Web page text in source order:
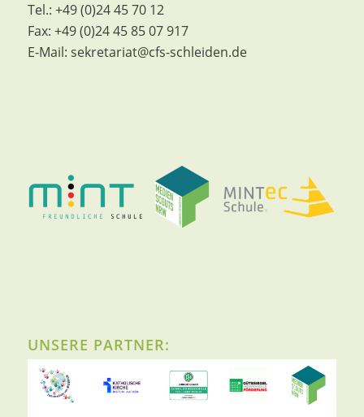
Tel.: +49 (0)24 45 70 12
Fax: +49 (0)24 45 85 07 917
E-Mail: sekretariat@cfs-schleiden.de
UNSERE PARTNER: